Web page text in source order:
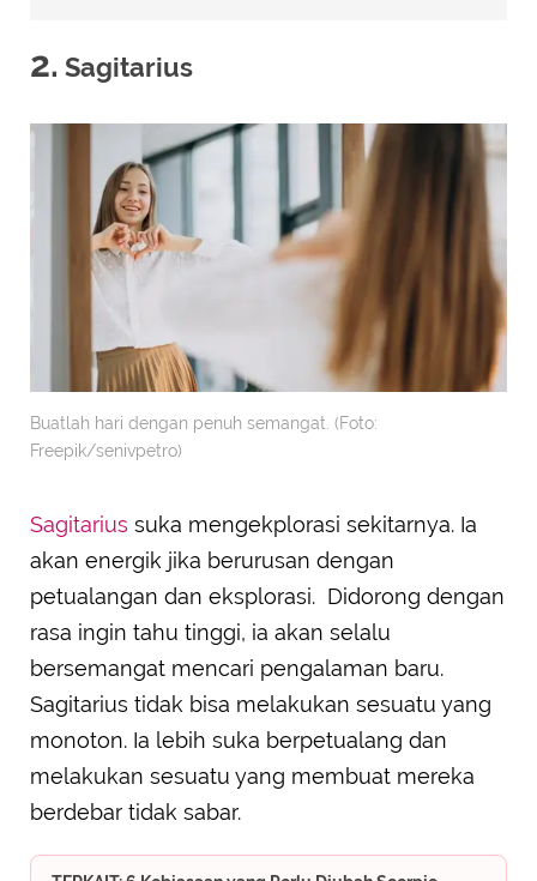
2. Sagitarius
Buatlah hari dengan penuh semangat. (Foto:
Freepik/senivpetro)
Sagitarius suka mengekplorasi sekitarnya. Ia
akan energik jika berurusan dengan
petualangan dan eksplorasi. Didorong dengan
rasa ingin tahu tinggi, ia akan selalu
bersemangat mencari pengalaman baru.
Sagitarius tidak bisa melakukan sesuatu yang
monoton. Ia lebih suka berpetualang dan
melakukan sesuatu yang membuat mereka
berdebar tidak sabar.